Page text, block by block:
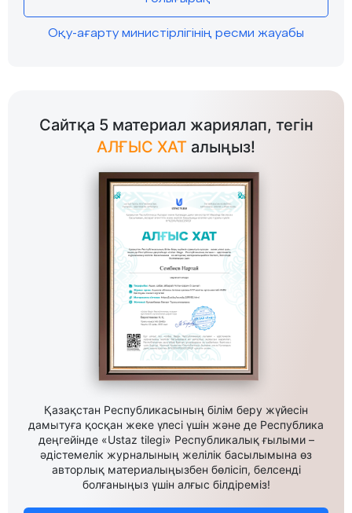
Оқу-ағарту министірлігінің ресми жауабы
Сайтқа 5 материал жариялап, тегін
АЛҒЫС ХАТ алыңыз!
Қазақстан Республикасының білім беру жүйесін
дамытуға қосқан жеке үлесі үшін және де Республика
деңгейінде «Ustaz tilegi» Республикалық ғылыми –
әдістемелік журналының желілік басылымына өз
авторлық материалыңызбен бөлісіп, белсенді
болғаныңыз үшін алғыс білдіреміз!